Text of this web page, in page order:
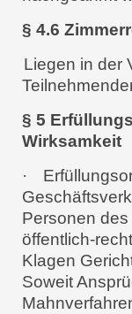
§ 4.6
Liegen in der
§ 5
Wirksamkeit
·
Personen
öffentlich-
Klagen
Soweit